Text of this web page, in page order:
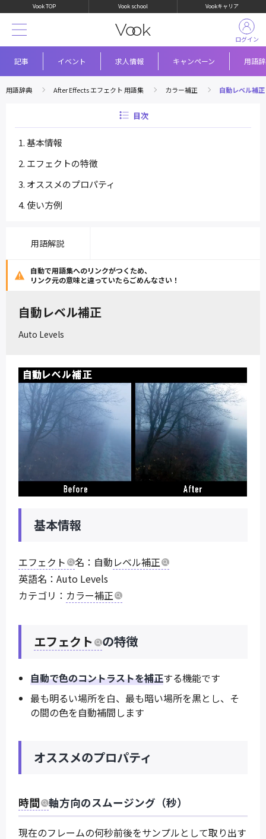
Vook TOP Vook school Vookキャリア
記事 イベント 求人情報 キャンペーン 用語
ログイン
用語辞典 After Effects エフェクト 用語集 カラー補正 自動レベル補正
目次
基本情報
エフェクトの特徴
オススメのプロパティ
使い方例
用語解説
自動で用語集へのリンクがつくため、
リンク元の意味と違っていたらごめんなさい！
自動レベル補正
Auto Levels
基本情報
エフェクト 名：自動レベル補正
英語名：Auto Levels
カテゴリ： カラー補正
エフェクト の特徴
自動で色のコントラストを補正する機能です
最も明るい場所を白、最も暗い場所を黒とし、そ
の間の色を自動補間します
オススメのプロパティ
時間 軸方向のスムージング（秒）
現在のフレームの何秒前後をサンプルとして取り出す